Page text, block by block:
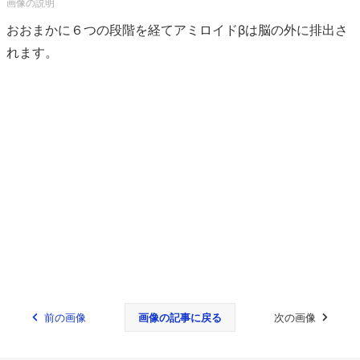
おおまかに６つの段階を経てアミロイドβは脳の外に排出さ
れます。
前の画像 画像の記事に戻る 次の画像